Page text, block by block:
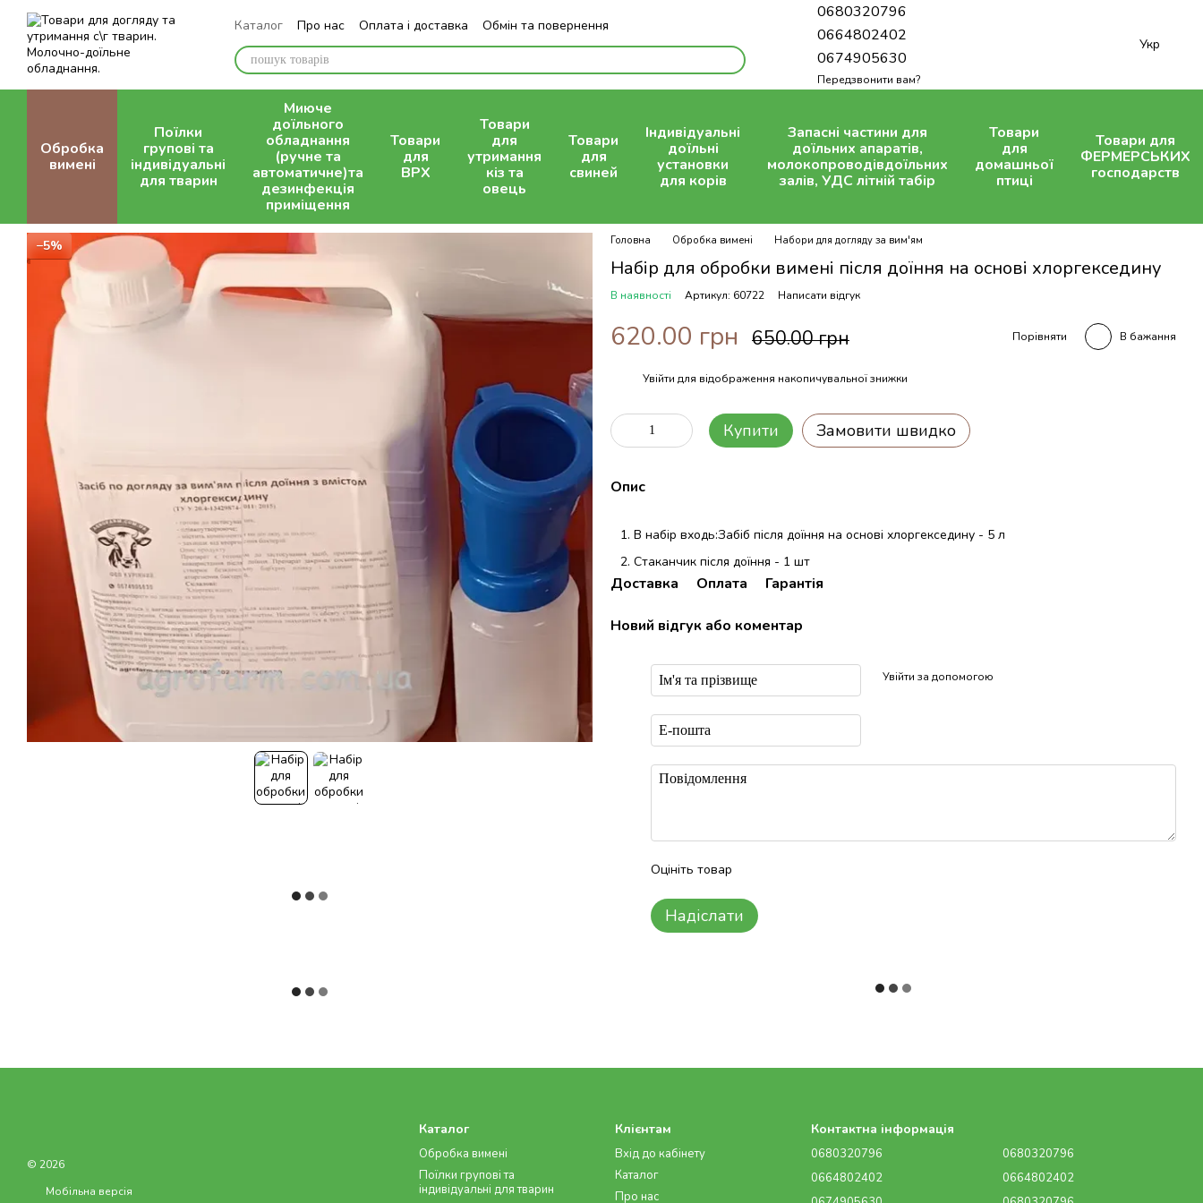
Перейти до основного контенту
Каталог Про нас Оплата і доставка
Обмін та повернення
Контактна інформація
Блог
0680320796
0664802402
0674905630
Передзвонити вам?
Укр
Обробка
вимені
Поїлки
групові та
індивідуальні
для тварин
Миюче
доїльного
обладнання
(ручне та
автоматичне)та
дезинфекція
приміщення
Товари
для
ВРХ
Товари
для
утримання
кіз та
овець
Товари
для
свиней
Індивідуальні
доїльні
установки
для корів
Запасні частини для
доїльних апаратів,
молокопроводівдоїльних
залів, УДС літній табір
Товари
для
домашньої
птиці
Товари для
ФЕРМЕРСЬКИХ
господарств
−5% Головна Обробка вимені Набори для догляду за вим'ям
Набір для обробки вимені після доїння на основі хлоргекседину
В наявності Артикул: 60722 Написати відгук
620.00 грн 650.00 грн Порівняти В бажання
Увійти для відображення накопичувальної знижки
Купити Замовити швидко
Опис
В набір входь:Забіб після доїння на основі хлоргекседину - 5 л
Стаканчик після доїння - 1 шт
Доставка Оплата Гарантія
Новий відгук або коментар
Увійти за допомогою
Оцініть товар
Надіслати
© 2026
Мобільна версія
Каталог
Обробка вимені
Поїлки групові та
індивідуальні для тварин
Клієнтам
Вхід до кабінету
Каталог
Про нас
Контактна інформація
0680320796
0664802402
0680320796
0664802402